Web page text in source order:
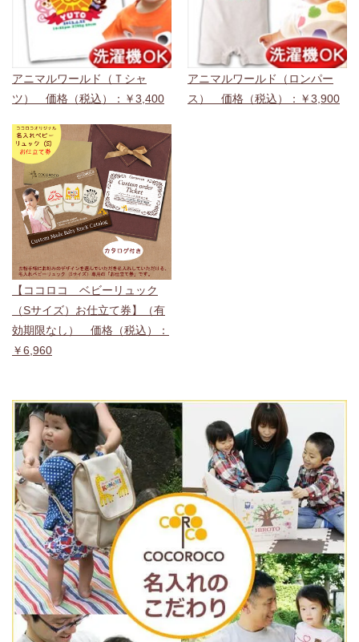
アニマルワールド（Ｔシャ
ツ） 価格（税込）：￥3,400
アニマルワールド（ロンパー
ス） 価格（税込）：￥3,900
【ココロコ ベビーリュック
（Sサイズ）お仕立て券】（有
効期限なし） 価格（税込）：
￥6,960